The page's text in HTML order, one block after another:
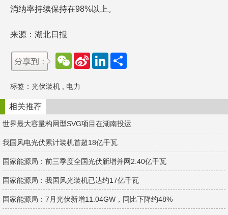
消纳率持续保持在98%以上。
来源：湖北日报
W
e
a
t
S
e
b
o
L
d
n
标签： 光伏装机 电力
相关推荐
世界最大容量构网型SVG项目在湖南投运
我国风电光伏累计装机首超18亿千瓦
国家能源局：前三季度全国光伏新增并网2.40亿千瓦
国家能源局：我国风光装机已达约17亿千瓦
国家能源局：7月光伏新增11.04GW，同比下降约48%